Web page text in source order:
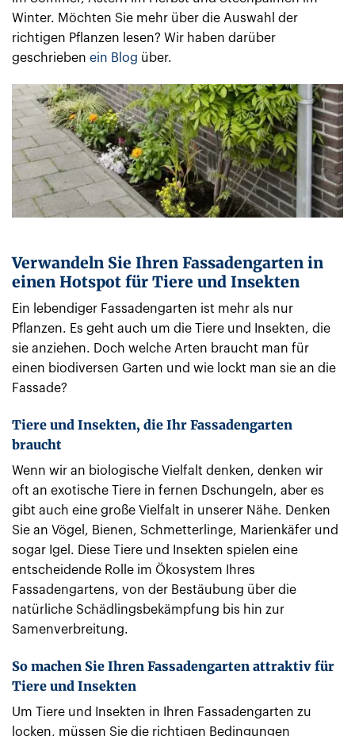
Winter. Möchten Sie mehr über die Auswahl der
richtigen Pflanzen lesen? Wir haben darüber
geschrieben ein Blog über.
Verwandeln Sie Ihren Fassadengarten in
einen Hotspot für Tiere und Insekten
Ein lebendiger Fassadengarten ist mehr als nur
Pflanzen. Es geht auch um die Tiere und Insekten, die
sie anziehen. Doch welche Arten braucht man für
einen biodiversen Garten und wie lockt man sie an die
Fassade?
Tiere und Insekten, die Ihr Fassadengarten
braucht
Wenn wir an biologische Vielfalt denken, denken wir
oft an exotische Tiere in fernen Dschungeln, aber es
gibt auch eine große Vielfalt in unserer Nähe. Denken
Sie an Vögel, Bienen, Schmetterlinge, Marienkäfer und
sogar Igel. Diese Tiere und Insekten spielen eine
entscheidende Rolle im Ökosystem Ihres
Fassadengartens, von der Bestäubung über die
natürliche Schädlingsbekämpfung bis hin zur
Samenverbreitung.
So machen Sie Ihren Fassadengarten attraktiv für
Tiere und Insekten
Um Tiere und Insekten in Ihren Fassadengarten zu
locken, müssen Sie die richtigen Bedingungen